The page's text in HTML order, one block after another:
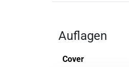
Auflagen
Cover